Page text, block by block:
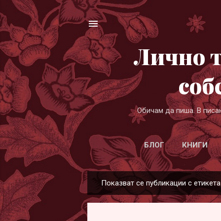
Лично
Обичам да пиша. В
БЛОГ КНИГИ
у
Показват се публикации с етикета